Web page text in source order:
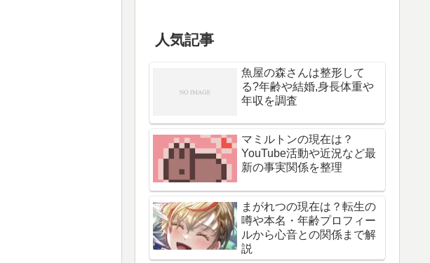
人気記事
魚屋の森さんは整形して
る?年齢や結婚,身長体重や
年収を調査
マミルトンの現在は？
YouTube活動や近況など最
新の事実関係を整理
まがれつの現在は？転生の
噂や本名・年齢プロフィー
ルから心音との関係まで解
説